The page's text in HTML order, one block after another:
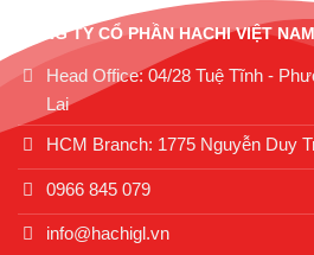
CÔNG TY CỔ PHẦN HACHI VIỆT NAM
Head Office: 04/28 Tuệ Tĩnh -
Lai
HCM Branch: 1775 Nguyễn Duy
0966 845 079
info@hachigl.vn